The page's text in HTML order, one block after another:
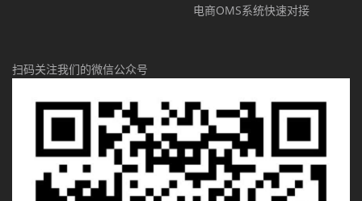
电商OMS系统快速对接
扫码关注我们的微信公众号